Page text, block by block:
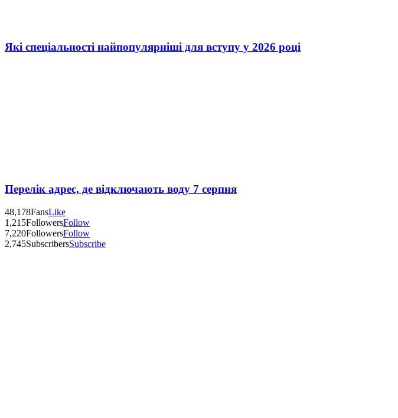
Які спеціальності найпопулярніші для вступу у 2026 році
Перелік адрес, де відключають воду 7 серпня
48,178FansLike
1,215FollowersFollow
7,220FollowersFollow
2,745SubscribersSubscribe